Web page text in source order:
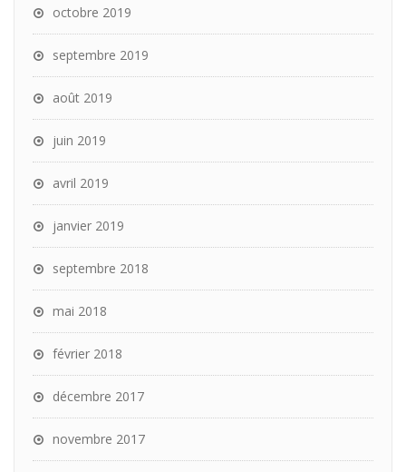
octobre 2019
septembre 2019
août 2019
juin 2019
avril 2019
janvier 2019
septembre 2018
mai 2018
février 2018
décembre 2017
novembre 2017